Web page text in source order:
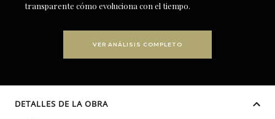
transparente cómo evoluciona con el tiempo.
VER ANÁLISIS COMPLETO
DETALLES DE LA OBRA